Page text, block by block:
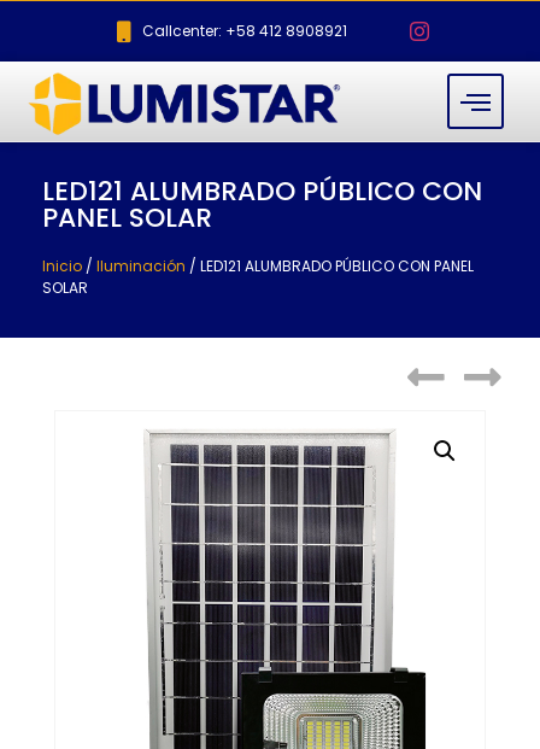
Callcenter: +58 412 8908921
LED121 ALUMBRADO PÚBLICO CON
PANEL SOLAR
Inicio / Iluminación / LED121 ALUMBRADO PÚBLICO CON PANEL
SOLAR